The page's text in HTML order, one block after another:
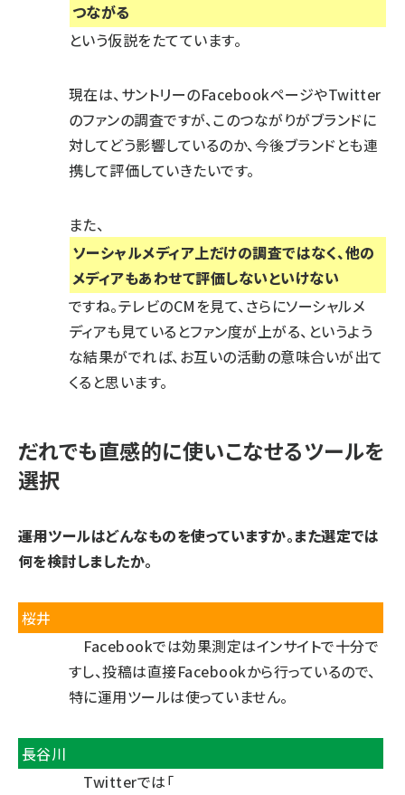
つながる
という仮説をたてています。
現在は、サントリーのFacebookページやTwitter
のファンの調査ですが、このつながりがブランドに
対してどう影響しているのか、今後ブランドとも連
携して評価していきたいです。
また、
ソーシャルメディア上だけの調査ではなく、他の
メディアもあわせて評価しないといけない
ですね。テレビのCMを見て、さらにソーシャルメ
ディアも見ているとファン度が上がる、というよう
な結果がでれば、お互いの活動の意味合いが出て
くると思います。
だれでも直感的に使いこなせるツールを
選択
――運用ツールはどんなものを使っていますか。また選定では
何を検討しましたか。
桜井
Facebookでは効果測定はインサイトで十分で
すし、投稿は直接Facebookから行っているので、
特に運用ツールは使っていません。
長谷川
Twitterでは「